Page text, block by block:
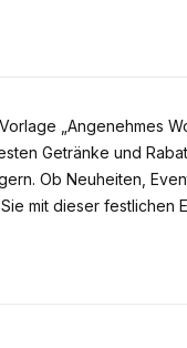
„Angenehmes
Getränke und
Ob Neuheiten,
mit dieser festlichen